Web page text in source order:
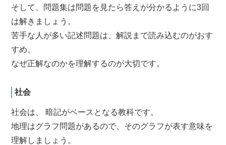
そして、問題集は問題を見たら答えが分かるように3回
は解きましょう。
苦手な人が多い記述問題は、解説まで読み込むのがおす
すめ。
なぜ正解なのかを理解するのが大切です。
社会
社会は、 暗記がベースとなる教科です。
地理はグラフ問題があるので、そのグラフが表す意味を
理解しましょう。